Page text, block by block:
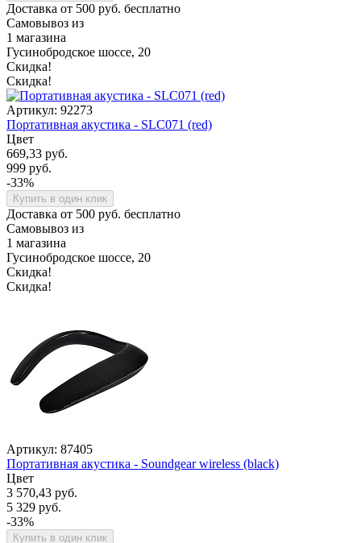
Доставка от 500 руб. бесплатно
Самовывоз из
1 магазина
Гусинобродское шоссе, 20
Скидка!
Скидка!
Артикул: 92273
Портативная акустика - SLC071 (red)
Цвет
669,33 руб.
999 руб.
-33%
Купить в один клик
Доставка от 500 руб. бесплатно
Самовывоз из
1 магазина
Гусинобродское шоссе, 20
Скидка!
Скидка!
Артикул: 87405
Портативная акустика - Soundgear wireless (black)
Цвет
3 570,43 руб.
5 329 руб.
-33%
Купить в один клик